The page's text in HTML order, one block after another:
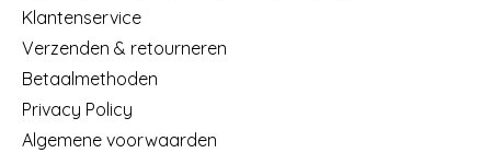
Klantenservice
Verzenden & retourneren
Betaalmethoden
Privacy Policy
Algemene voorwaarden